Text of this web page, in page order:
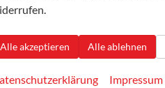
Alle akzeptieren Alle ablehnen
Impressum